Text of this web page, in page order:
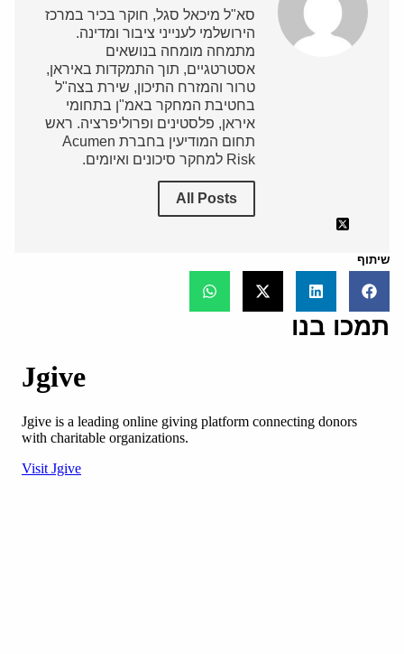
סא"ל מיכאל סגל, חוקר בכיר במרכז
הירושלמי לענייני ציבור ומדינה.
מתמחה מומחה בנושאים
אסטרטגיים, תוך התמקדות באיראן,
טרור והמזרח התיכון, שירת בצה"ל
בחטיבת המחקר באמ"ן בתחומי
איראן, פלסטינים ופרוליפרציה. ראש
תחום המודיעין בחברת Acumen
Risk למחקר סיכונים ואיומים.
All Posts
שיתוף
תמכו בנו